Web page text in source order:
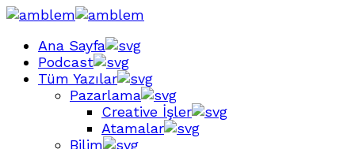
Ana Sayfa
Podcast
Tüm Yazılar
Pazarlama
Creative İşler
Atamalar
Bilim